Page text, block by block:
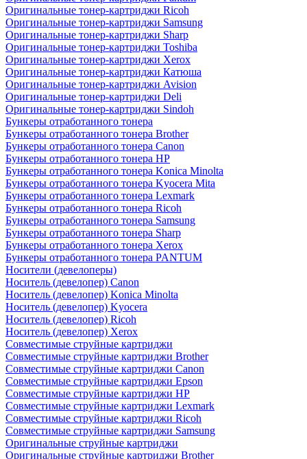
Оригинальные тонер-картриджи Ricoh
Оригинальные тонер-картриджи Samsung
Оригинальные тонер-картриджи Sharp
Оригинальные тонер-картриджи Toshiba
Оригинальные тонер-картриджи Xerox
Оригинальные тонер-картриджи Катюша
Оригинальные тонер-картриджи Avision
Оригинальные тонер-картриджи Deli
Оригинальные тонер-картриджи Sindoh
Бункеры отработанного тонера
Бункеры отработанного тонера Brother
Бункеры отработанного тонера Canon
Бункеры отработанного тонера HP
Бункеры отработанного тонера Konica Minolta
Бункеры отработанного тонера Kyocera Mita
Бункеры отработанного тонера Lexmark
Бункеры отработанного тонера Ricoh
Бункеры отработанного тонера Samsung
Бункеры отработанного тонера Sharp
Бункеры отработанного тонера Xerox
Бункеры отработанного тонера PANTUM
Носители (девелоперы)
Носитель (девелопер) Canon
Носитель (девелопер) Konica Minolta
Носитель (девелопер) Kyocera
Носитель (девелопер) Ricoh
Носитель (девелопер) Xerox
Совместимые струйные картриджи
Совместимые струйные картриджи Brother
Совместимые струйные картриджи Canon
Совместимые струйные картриджи Epson
Совместимые струйные картриджи HP
Совместимые струйные картриджи Lexmark
Совместимые струйные картриджи Ricoh
Совместимые струйные картриджи Samsung
Оригинальные струйные картриджи
Оригинальные струйные картриджи Brother